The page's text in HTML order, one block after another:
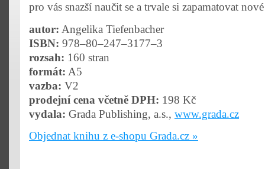
pro vás snazší naučit se a trvale si zapamatovat
autor: Angelika Tiefenbacher
ISBN: 978–80–247–3177–3
rozsah: 160 stran
formát: A5
vazba: V2
prodejní cena včetně DPH: 198 Kč
vydala: Grada Publishing, a.s., www.grada.cz
Objednat knihu z e-shopu Grada.cz »